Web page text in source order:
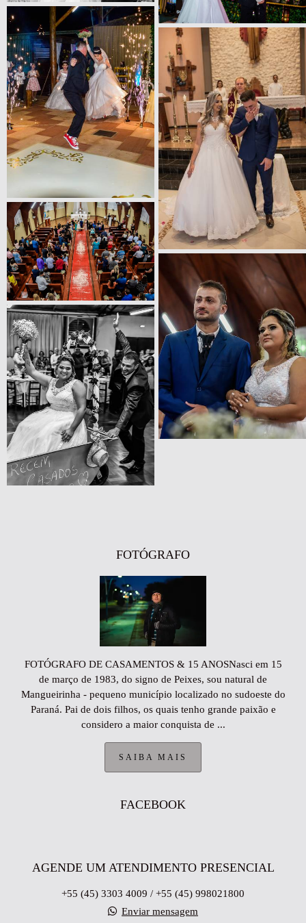
FOTÓGRAFO
FOTÓGRAFO DE CASAMENTOS & 15 ANOSNasci em 15
de março de 1983, do signo de Peixes, sou natural de
Mangueirinha - pequeno município localizado no sudoeste do
Paraná. Pai de dois filhos, os quais tenho grande paixão e
considero a maior conquista de ...
SAIBA MAIS
FACEBOOK
AGENDE UM ATENDIMENTO PRESENCIAL
+55 (45) 3303 4009 / +55 (45) 998021800
Enviar mensagem